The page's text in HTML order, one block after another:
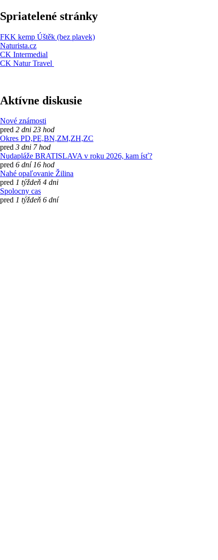
Spriatelené stránky
FKK kemp Úštěk (bez plavek)
Naturista.cz
CK Intermedial
CK Natur Travel
Aktívne diskusie
Nové známosti
pred 2 dni 23 hod
Okres PD,PE,BN,ZM,ZH,ZC
pred 3 dni 7 hod
Nudapláže BRATISLAVA v roku 2026, kam ísť?
pred 6 dní 16 hod
Nahé opaľovanie Žilina
pred 1 týždeň 4 dni
Spolocny cas
pred 1 týždeň 6 dní